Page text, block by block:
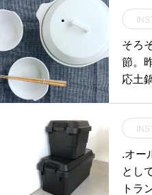
そろ
節。
応土
ので
1.2L
真の
用意
.オー
とし
トラ